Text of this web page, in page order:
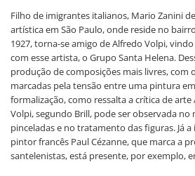
Filho de imigrantes italianos, Mario Zanini
artística em São Paulo, onde reside no
1927, torna-se amigo de Alfredo Volpi,
com esse artista, o Grupo Santa Helena.
produção de composições mais livres, com
marcadas pela tensão entre uma pintura
formalização, como ressalta a crítica de arte
Volpi, segundo Brill, pode ser observada no
pinceladas e no tratamento das figuras. Já
pintor francês Paul Cézanne, que marca a
santelenistas, está presente, por exemplo,